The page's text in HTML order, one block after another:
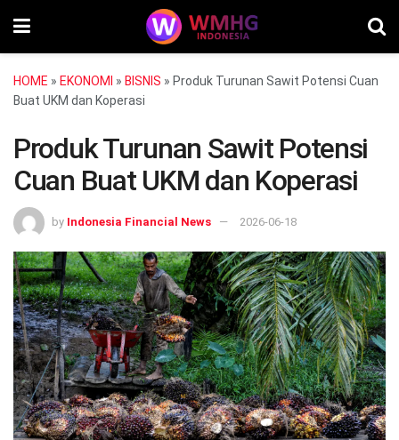
HOME » EKONOMI » BISNIS » Produk Turunan Sawit Potensi Cuan
Buat UKM dan Koperasi
Produk Turunan Sawit Potensi
Cuan Buat UKM dan Koperasi
by Indonesia Financial News 2026-06-18